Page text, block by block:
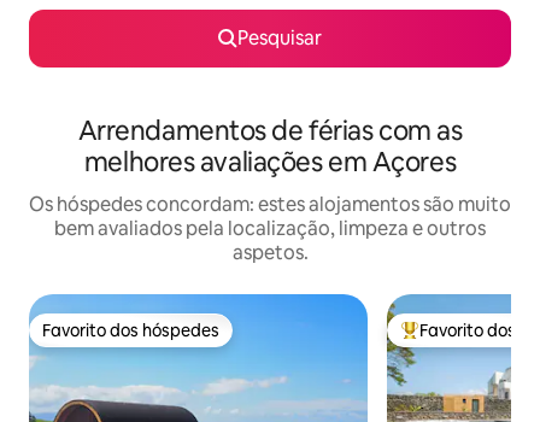
Pesquisar
Arrendamentos de férias com as
melhores avaliações em Açores
Os hóspedes concordam: estes alojamentos são muito
bem avaliados pela localização, limpeza e outros
aspetos.
Favorito dos hóspedes
Favorito dos hóspedes Favoritos dos
Favorito dos